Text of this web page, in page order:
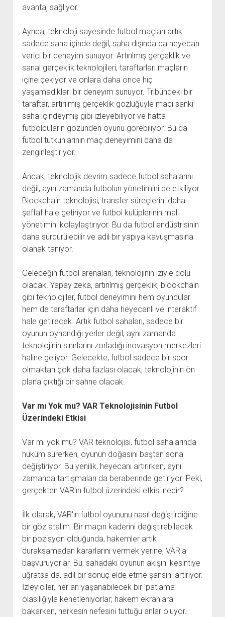
avantaj sağlıyor.
Ayrıca, teknoloji sayesinde futbol maçları artık
sadece saha içinde değil, saha dışında da heyecan
verici bir deneyim sunuyor. Artırılmış gerçeklik ve
sanal gerçeklik teknolojileri, taraftarları maçların
içine çekiyor ve onlara daha önce hiç
yaşamadıkları bir deneyim sunuyor. Tribündeki bir
taraftar, artırılmış gerçeklik gözlüğüyle maçı sanki
saha içindeymiş gibi izleyebiliyor ve hatta
futbolcuların gözünden oyunu görebiliyor. Bu da
futbol tutkunlarının maç deneyimini daha da
zenginleştiriyor.
Ancak, teknolojik devrim sadece futbol sahalarını
değil, aynı zamanda futbolun yönetimini de etkiliyor.
Blockchain teknolojisi, transfer süreçlerini daha
şeffaf hale getiriyor ve futbol kulüplerinin mali
yönetimini kolaylaştırıyor. Bu da futbol endüstrisinin
daha sürdürülebilir ve adil bir yapıya kavuşmasına
olanak tanıyor.
Geleceğin futbol arenaları, teknolojinin iziyle dolu
olacak. Yapay zeka, artırılmış gerçeklik, blockchain
gibi teknolojiler, futbol deneyimini hem oyuncular
hem de taraftarlar için daha heyecanlı ve interaktif
hale getirecek. Artık futbol sahaları, sadece bir
oyunun oynandığı yerler değil, aynı zamanda
teknolojinin sınırlarını zorladığı inovasyon merkezleri
haline geliyor. Gelecekte, futbol sadece bir spor
olmaktan çok daha fazlası olacak, teknolojinin ön
plana çıktığı bir sahne olacak.
Var mı Yok mu? VAR Teknolojisinin Futbol
Üzerindeki Etkisi
Var mı yok mu? VAR teknolojisi, futbol sahalarında
hüküm sürerken, oyunun doğasını baştan sona
değiştiriyor. Bu yenilik, heyecanı artırırken, aynı
zamanda tartışmaları da beraberinde getiriyor. Peki,
gerçekten VAR'ın futbol üzerindeki etkisi nedir?
İlk olarak, VAR'ın futbol oyununu nasıl değiştirdiğine
bir göz atalım. Bir maçın kaderini değiştirebilecek
bir pozisyon olduğunda, hakemler artık
duraksamadan kararlarını vermek yerine, VAR'a
başvuruyorlar. Bu, sahadaki oyunun akışını kesintiye
uğratsa da, adil bir sonuç elde etme şansını artırıyor.
İzleyiciler, her an yaşanabilecek bir 'patlama'
olasılığıyla kenetleniyorlar; hakem ekranlara
bakarken, herkesin nefesini tuttuğu anlar oluyor.